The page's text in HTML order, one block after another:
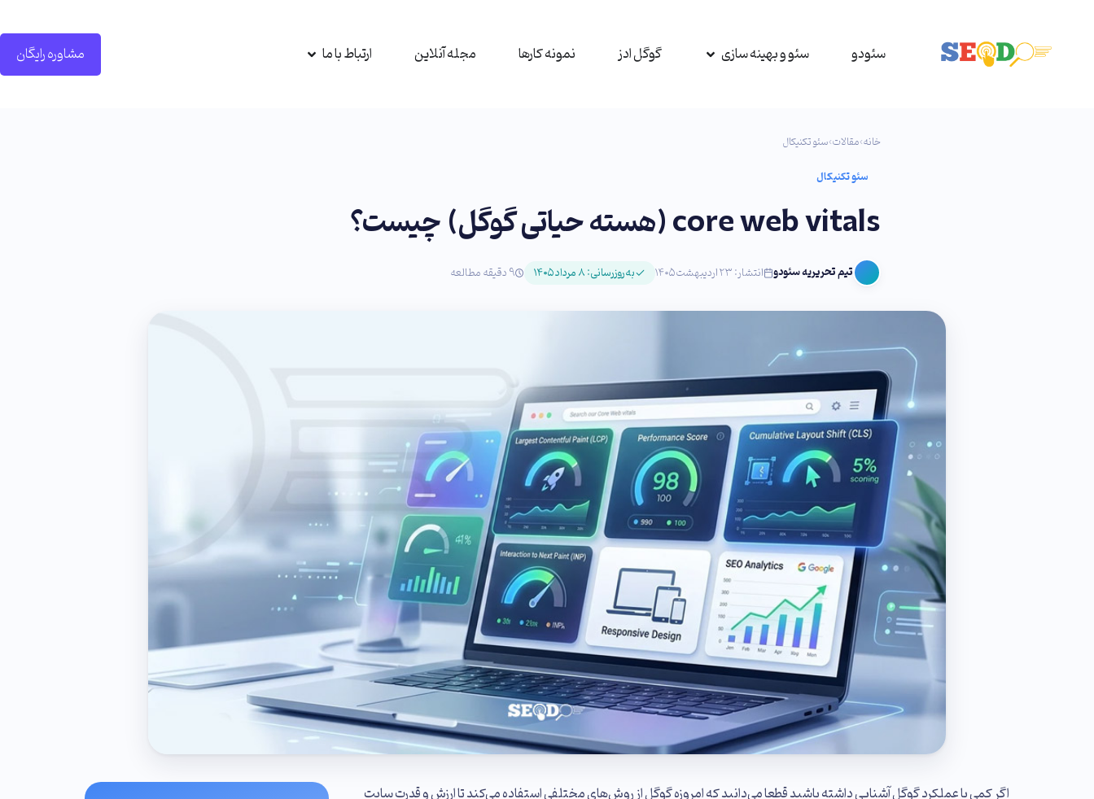
سئودو سئو و بهینه سازی گوگل ادز نمونه کارها مجله آنلاین ارتباط با ما مشاوره رایگان
خانه›مقالات›سئو تکنیکال
سئو تکنیکال
core web vitals (هسته حیاتی گوگل) چیست؟
تیم تحریریه سئودو انتشار: ۲۳ اردیبهشت ۱۴۰۵ به‌روزرسانی: ۸ مرداد ۱۴۰۵ 9 دقیقه مطالعه
اگر کمی با عملکرد گوگل آشنایی داشته باشید قطعا می‌دانید که امروزه گوگل از روش‌های مختلفی استفاده می‌کند تا ارزش و قدرت سایت